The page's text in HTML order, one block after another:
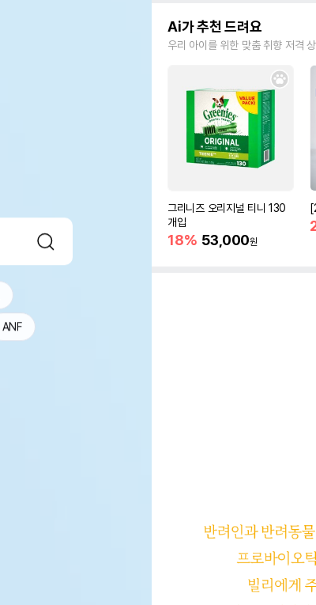
ANF
Ai가 추천 드려요
우리 아이를 위한 맞춤 취향 저격
그리니즈 오리지널 티니 130
개입
18% 53,000원